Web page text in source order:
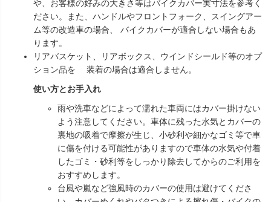
や、お客様の好みの大きさ等はバイクカバー実寸法を参考く
ださい。また、ハンドルやフロントフォーク、スイングアー
ム等の改造車の場合、 バイクカバーが適合しない場合もあ
ります。
リアバスケット、リアボックス、ウインドシールド等のオプ
ション品を 装着の場合は適合しません。
使い方とお手入れ
雨や洗車などによって濡れた車両にはカバー掛けない
よう注意してください。車体に残った水気とカバーの
裏地の吸着で摩擦が生じ、小砂利や細かなゴミ等で車
に傷を付ける可能性がありますので車体の水気や付着
したゴミ・砂利等をしっかり除去してからのご利用を
おすすめします。
台風や嵐など強風時のカバーの使用は避けてくださ